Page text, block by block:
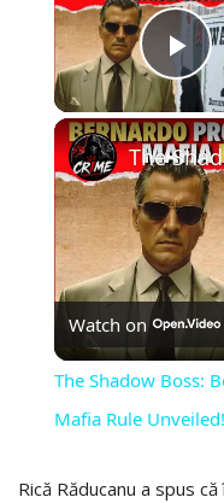
Watch on
The Shadow Boss:
Mafia Rule Unveiled!
Rică Răducanu a spus